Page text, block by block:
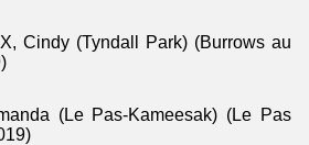
Cindy (Tyndall Park) (Burrows au
(Le Pas-Kameesak) (Le Pas